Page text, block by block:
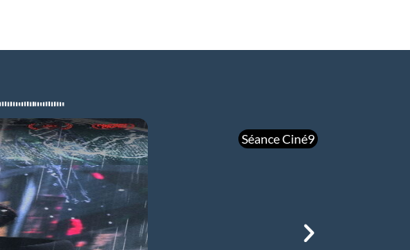
Séance Ciné9
mer 05/08
21h00